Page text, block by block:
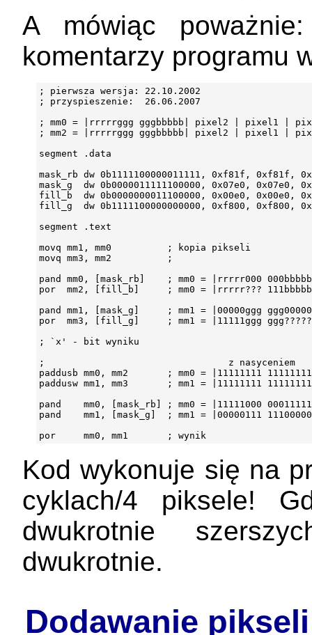
A mówiąc
komentarzy programu
; pierwsza wersja: 22.10.2002
; przyspieszenie:  26.06.2007
; mm0 = |rrrrrggg gggbbbbb| pixel2 | pixel1 |
; mm2 = |rrrrrggg gggbbbbb| pixel2 | pixel1 |
segment .data
mask_rb dw 0b1111100000011111, 0xf81f, 0xf81f,
mask_g  dw 0b0000011111100000, 0x07e0, 0x07e0,
fill_b  dw 0b0000000011100000, 0x00e0, 0x00e0,
fill_g  dw 0b1111100000000000, 0xf800, 0xf800,
segment .text
movq mm1, mm0          ; kopia pikseli
movq mm3, mm2          ;
pand mm0, [mask_rb]    ; mm0 = |rrrrr000
por  mm2, [fill_b]     ; mm0 = |rrrrr???
pand mm1, [mask_g]     ; mm1 = |00000ggg
por  mm3, [fill_g]     ; mm1 = |11111ggg
; `x' - bit wyniku
;                                 z nasyceniem
paddusb mm0, mm2       ; mm0 = |11111111
paddusw mm1, mm3       ; mm1 = |11111111
pand    mm0, [mask_rb] ; mm0 = |11111000
pand    mm1, [mask_g]  ; mm1 = |00000111
Kod wykonuje się na
cyklach/4 piksele!
dwukrotnie
dwukrotnie.
Dodawanie